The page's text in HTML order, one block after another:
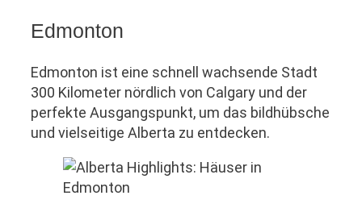
Edmonton
Edmonton ist eine schnell wachsende Stadt
300 Kilometer nördlich von Calgary und der
perfekte Ausgangspunkt, um das bildhübsche
und vielseitige Alberta zu entdecken.